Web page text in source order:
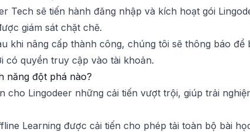
Tech sẽ tiến hành đăng nhập và kích hoạt gói
giám sát chặt chẽ.
khi nâng cấp thành công, chúng tôi sẽ thông báo để
có quyền truy cập vào tài khoản.
năng đột phá nào?
cho Lingodeer những cải tiến vượt trội, giúp trải
Learning được cải tiến cho phép tải toàn bộ bài